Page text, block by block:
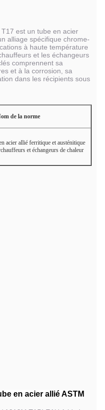
est un tube en acier
alliage spécifique chrome-
à haute température
et les échangeurs
comprennent sa
et à la corrosion, sa
dans les récipients sous
de la norme
acier allié ferritique et austénitique
et échangeurs de chaleur
en acier allié ASTM